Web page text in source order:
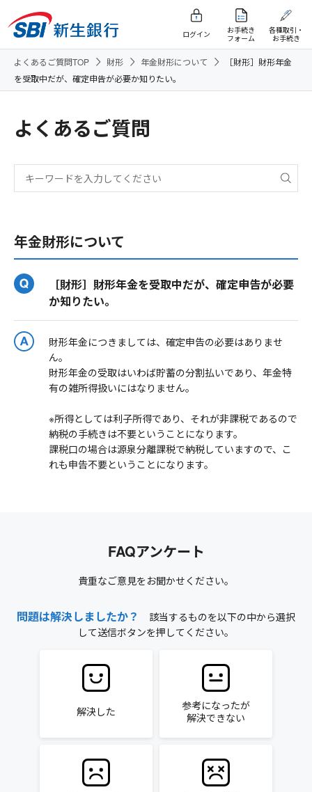
ログイン
お手続き
フォーム
各種取引・
お手続き
よくあるご質問TOP 財形 年金財形について
［財形］財形年金
を受取中だが、確定申告が必要か知りたい。
よくあるご質問
年金財形について
［財形］財形年金を受取中だが、確定申告が必要
か知りたい。
財形年金につきましては、確定申告の必要はありませ
ん。
財形年金の受取はいわば貯蓄の分割払いであり、年金特
有の雑所得扱いにはなりません。
※所得としては利子所得であり、それが非課税であるので
納税の手続きは不要ということになります。
課税口の場合は源泉分離課税で納税していますので、こ
れも申告不要ということになります。
FAQアンケート
貴重なご意見をお聞かせください。
問題は解決しましたか？
該当するものを以下の中から選択
して送信ボタンを押してください。
解決した
参考になったが
解決できない